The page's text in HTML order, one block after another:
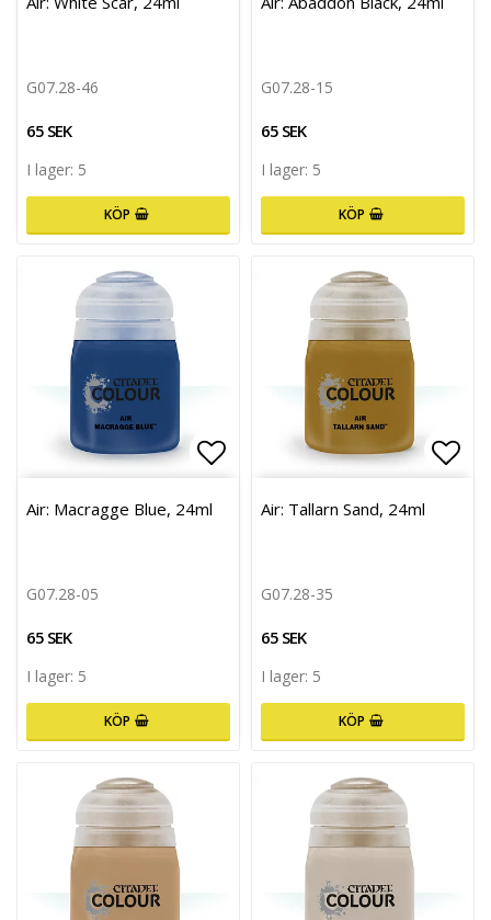
G07.28-46
65 SEK
I lager: 5
KÖP
G07.28-15
65 SEK
I lager: 5
KÖP
Lägg till i favoritlistan
Air: Macragge Blue, 24ml
G07.28-05
65 SEK
I lager: 5
KÖP
Air: Tallarn Sand, 24ml
G07.28-35
65 SEK
I lager: 5
KÖP